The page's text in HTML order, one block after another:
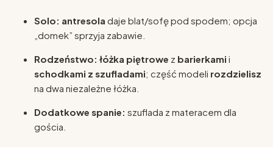
Solo: antresola daje blat/sofę pod spodem; opcja
„domek” sprzyja zabawie.
Rodzeństwo: łóżka piętrowe z barierkami i
schodkami z szufladami; część modeli rozdzielisz
na dwa niezależne łóżka.
Dodatkowe spanie: szuflada z materacem dla
gościa.